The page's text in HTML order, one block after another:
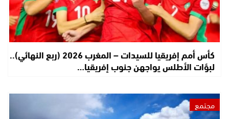
كأس أمم إفريقيا للسيدات – المغرب 2026 (ربع النهائي)..
لبؤات الأطلس يواجهن جنوب إفريقيا…
مجتمع